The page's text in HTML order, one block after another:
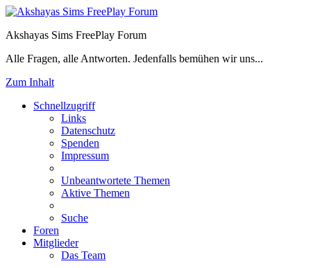
Akshayas Sims FreePlay Forum
Alle Fragen, alle Antworten. Jedenfalls bemühen wir uns...
Zum Inhalt
Schnellzugriff
Links
Datenschutz
Spenden
Impressum
Unbeantwortete Themen
Aktive Themen
Suche
Foren
Mitglieder
Das Team